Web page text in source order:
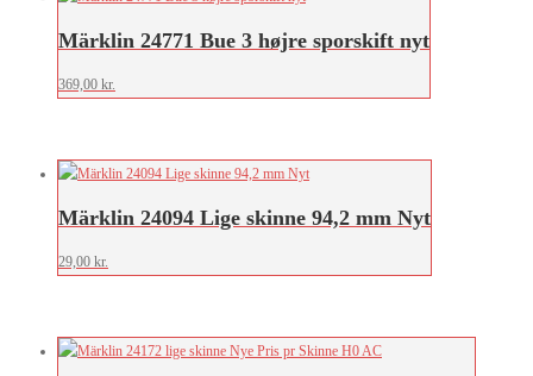
Märklin 24771 Bue 3 højre sporskift nyt
369,00 kr.
Märklin 24094 Lige skinne 94,2 mm Nyt
29,00 kr.